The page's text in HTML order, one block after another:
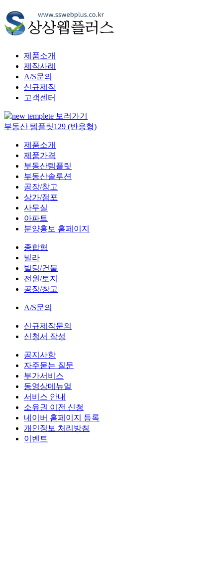
제품소개
제작사례
A/S문의
신규제작
고객센터
부동산 템플릿129 (반응형)
제품소개
제품가격
부동산템플릿
부동산솔루션
공장/창고
상가/점포
사무실
아파트
분양홍보 홈페이지
종합형
빌라
빌딩/건물
전원/토지
공장/창고
A/S문의
신규제작문의
신청서 작성
공지사항
자주묻는 질문
부가서비스
동영상메뉴얼
서비스 안내
소유권 이전 신청
네이버 홈페이지 등록
개인정보 처리방침
이벤트